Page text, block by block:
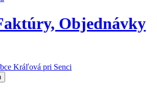
Objednávky